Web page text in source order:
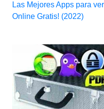
Las Mejores Apps para
Online Gratis! (2022)